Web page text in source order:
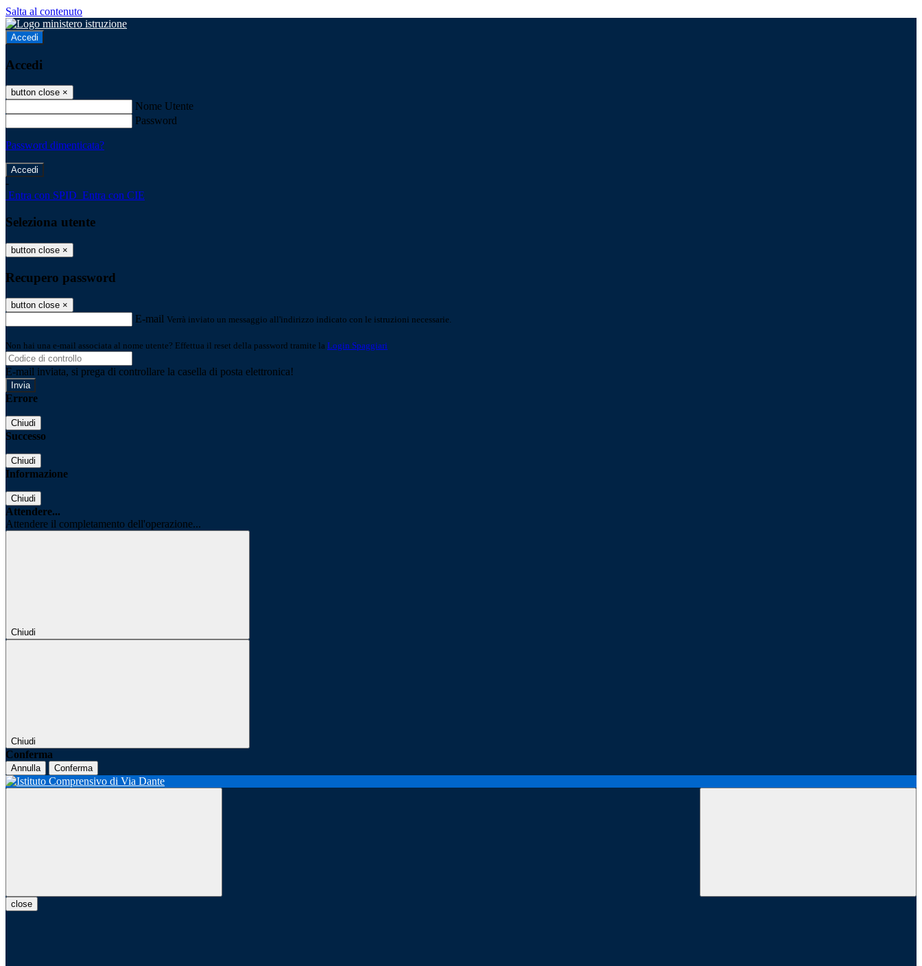
Salta al contenuto
Accedi
Accedi
button close ×
Nome Utente
Password
Password dimenticata?
-
Entra con SPID Entra con CIE
Seleziona utente
button close ×
Recupero password
button close ×
E-mail Verrà inviato un messaggio all'indirizzo indicato con le istruzioni necessarie.
Non hai una e-mail associata al nome utente? Effettua il reset della password tramite la Login Spaggiari
E-mail inviata, si prega di controllare la casella di posta elettronica!
Errore
Chiudi
Successo
Chiudi
Informazione
Chiudi
Attendere...
Attendere il completamento dell'operazione...
Chiudi
Chiudi
Conferma
Annulla Conferma
close